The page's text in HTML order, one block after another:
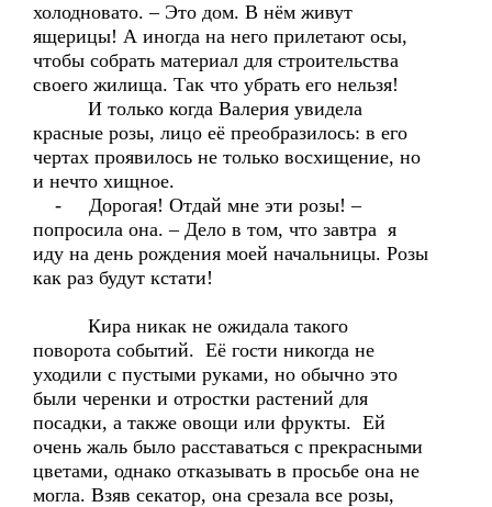
холодновато. – Это дом. В нём живут
ящерицы! А иногда на него прилетают осы,
чтобы собрать материал для строительства
своего жилища. Так что убрать его нельзя!
И только когда Валерия увидела
красные розы, лицо её преобразилось: в его
чертах проявилось не только восхищение, но
и нечто хищное.
- Дорогая! Отдай мне эти розы! –
попросила она. – Дело в том, что завтра я
иду на день рождения моей начальницы. Розы
как раз будут кстати!
Кира никак не ожидала такого
поворота событий. Её гости никогда не
уходили с пустыми руками, но обычно это
были черенки и отростки растений для
посадки, а также овощи или фрукты. Ей
очень жаль было расставаться с прекрасными
цветами, однако отказывать в просьбе она не
могла. Взяв секатор, она срезала все розы,